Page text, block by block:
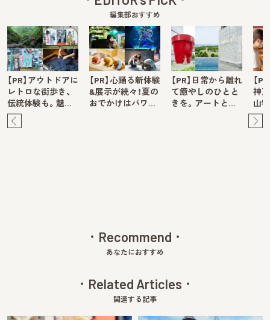
編集部おすすめ
【PR】アウトドアに
レトロな街歩き、
伝統体験も。魅…
【PR】心踊る新体験
&展示が続々！夏の
おでかけはパワ…
【PR】日常から離れ
て癒やしのひとと
きを。アートと…
【
神
山
Recommend
あなたにおすすめ
Related Articles
関連する記事